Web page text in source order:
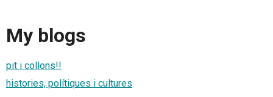
My blogs
pit i collons!!
histories, polítiques i cultures